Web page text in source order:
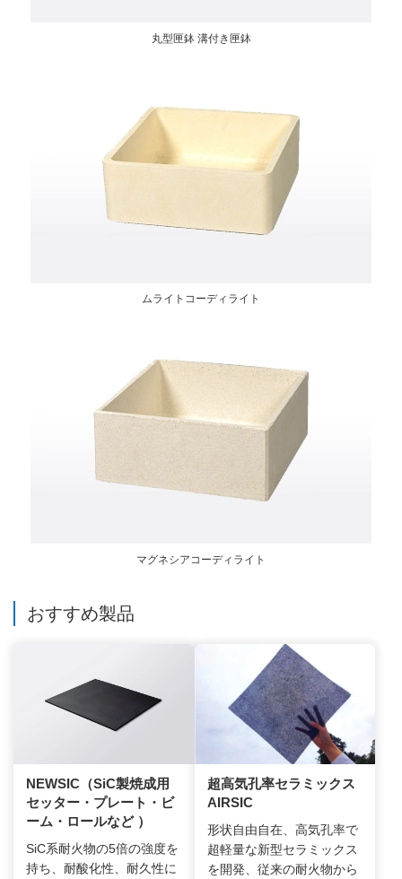
丸型匣鉢 溝付き匣鉢
ムライトコーディライト
マグネシアコーディライト
おすすめ製品
NEWSIC（SiC製焼成用
セッター・プレート・ビ
ーム・ロールなど ）
SiC系耐火物の5倍の強度を
持ち、耐酸化性、耐久性に
超高気孔率セラミックス
AIRSIC
形状自由自在、高気孔率で
超軽量な新型セラミックス
を開発、従来の耐火物から